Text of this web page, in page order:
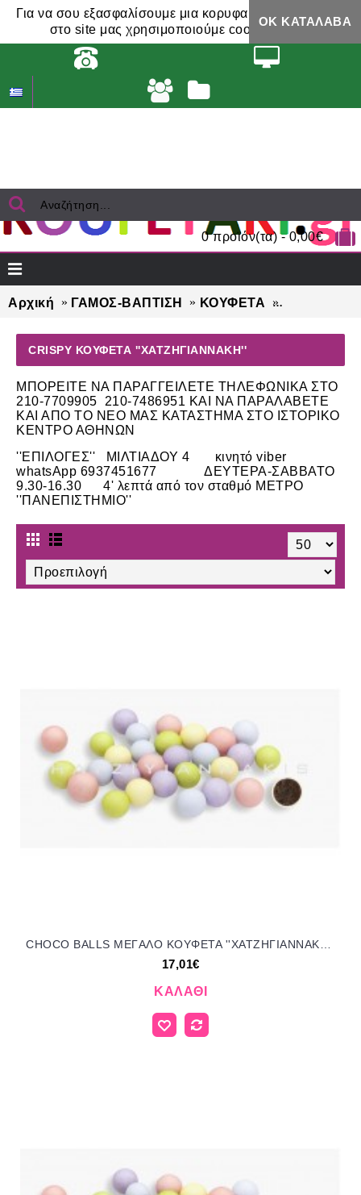
Για να σου εξασφαλίσουμε μια κορυφαία εμπειρία,
στο site μας χρησιμοποιούμε cookies.
ΟΚ ΚΑΤΆΛΑΒΑ
0 προϊόν(τα) - 0,00€
Αρχική ΓΑΜΟΣ-ΒΑΠΤΙΣΗ ΚΟΥΦΕΤΑ
CRISPY ΚΟΥΦΕΤΑ ''XΑΤΖΗΓΙΑΝΝΆΚΗ''
ΜΠΟΡΕΙΤΕ ΝΑ ΠΑΡΑΓΓΕΙΛΕΤΕ ΤΗΛΕΦΩΝΙΚΑ ΣΤΟ
210-7709905 210-7486951 ΚΑΙ ΝΑ ΠΑΡΑΛΑΒΕΤΕ
ΚΑΙ ΑΠΟ ΤΟ ΝΕΟ ΜΑΣ ΚΑΤΑΣΤΗΜΑ ΣΤΟ ΙΣΤΟΡΙΚΟ
ΚΕΝΤΡΟ ΑΘΗΝΩΝ
''ΕΠΙΛΟΓΕΣ'' ΜΙΛΤΙΑΔΟΥ 4 κινητό viber
whatsApp 6937451677 ΔΕΥΤΕΡΑ-ΣΑΒΒΑΤΟ
9.30-16.30 4' λεπτά από τον σταθμό ΜΕΤΡΟ
''ΠΑΝΕΠΙΣΤΗΜΙΟ''
17,01€
ΚΑΛΆΘΙ